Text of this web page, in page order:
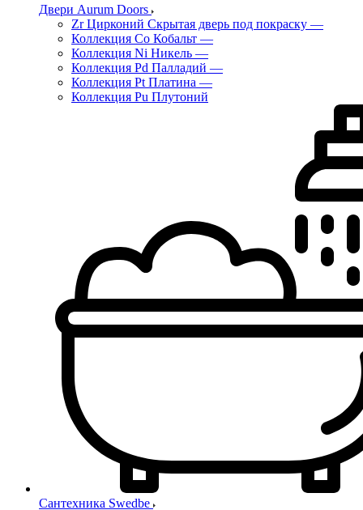
Двери Aurum Doors
Zr Цирконий Скрытая дверь под покраску —
Коллекция Co Кобальт —
Коллекция Ni Никель —
Коллекция Pd Палладий —
Коллекция Pt Платина —
Коллекция Pu Плутоний
Сантехника Swedbe